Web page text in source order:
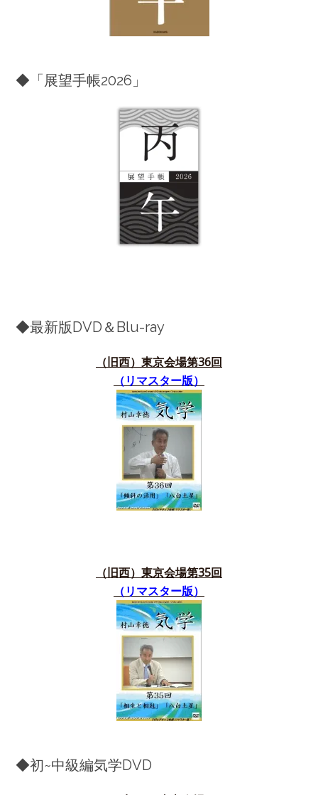
◆「展望手帳2026」
◆最新版DVD＆Blu-ray
（旧西）東京会場第36回
（リマスター版）
（旧西）東京会場第35回
（リマスター版）
◆初~中級編気学DVD